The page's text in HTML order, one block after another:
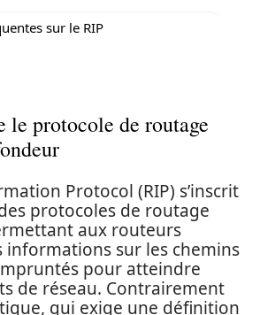
sur le RIP
le protocole de routage
Protocol (RIP) s’inscrit
protocoles de routage
aux routeurs
informations sur les chemins
pour atteindre
de réseau. Contrairement
qui exige une définition